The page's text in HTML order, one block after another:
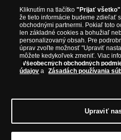
autentickosti.
Kliknutím na tlačítko"Prijať všetko"
že tieto informácie budeme zdieľať
obchodnými partnermi. Pokiaľ toto
len základné cookies a bohužiaľ
personalizovaný obsah. Pre
úprav zvoľte možnosť "Upraviť
môžete kedykoľvek zmeniť. Viac
Všeobecných obchodných
údajov a Zásadách používania
Upraviť